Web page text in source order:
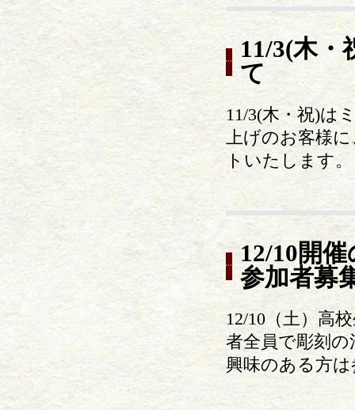
11/3(木・
て
11/3(木・祝)は
上げのお客様
トいたします。
12/10開
参加者募
12/10（土）高
者全員で彫刻
興味のある方